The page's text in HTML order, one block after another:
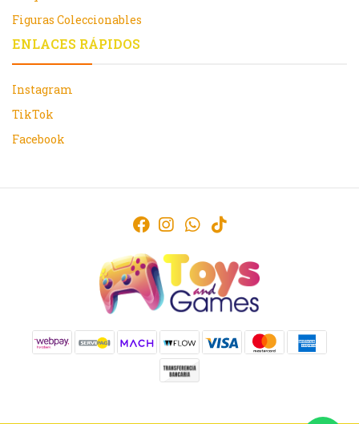
Figuras Coleccionables
ENLACES RÁPIDOS
Instagram
TikTok
Facebook